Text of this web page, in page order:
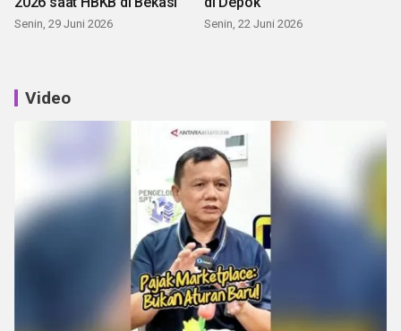
Senin, 29 Juni 2026 Senin, 22 Juni 2026
Video